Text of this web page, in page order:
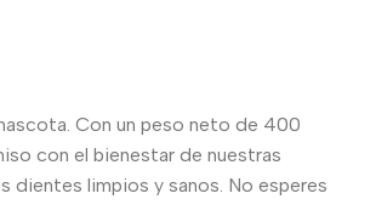
Con un peso neto de 400
con el bienestar de nuestras
dientes limpios y sanos. No esperes